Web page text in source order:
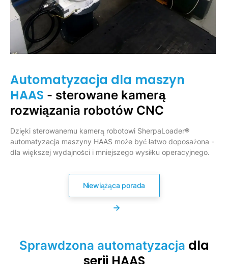
Automatyzacja dla maszyn
HAAS - sterowane kamerą
rozwiązania robotów CNC
Dzięki sterowanemu kamerą robotowi SherpaLoader®
automatyzacja maszyny HAAS może być łatwo doposażona -
dla większej wydajności i mniejszego wysiłku operacyjnego.
Niewiążąca porada
Sprawdzona automatyzacja dla